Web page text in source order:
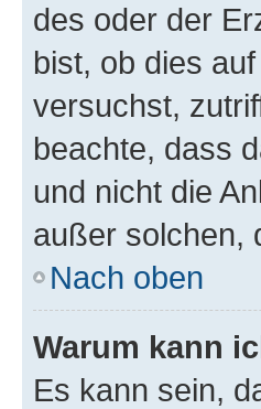
des oder der
bist, ob dies
versuchst,
beachte, dass
und nicht die
außer solchen,
Nach oben
Warum kann
Es kann sein,